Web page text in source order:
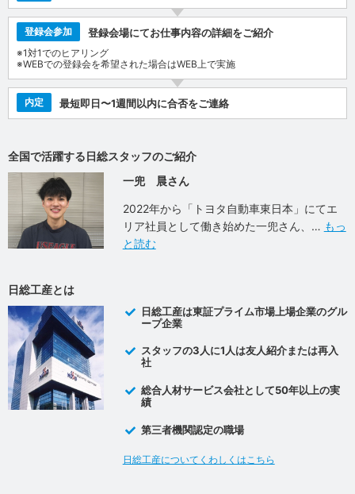
登録会参加 登録会場にてお仕事内容の詳細をご紹介
※1対1でのヒアリング
※WEBでの登録会を希望された場合はWEB上で実施
内定 最短即日〜1週間以内に合否をご連絡
全国で活躍する日総スタッフのご紹介
一兜 晨さん
2022年から「トヨタ自動車東日本」にてエ
リア社員として働き始めた一兜さん、
もっ
と読む
日総工産とは
日総工産は東証プライム市場上場企業のグル
ープ企業
スタッフの3人に1人は友人紹介または再入
社
総合人材サービス会社として50年以上の実
績
第三者機関認定の職場
日総工産についてくわしくはこちら